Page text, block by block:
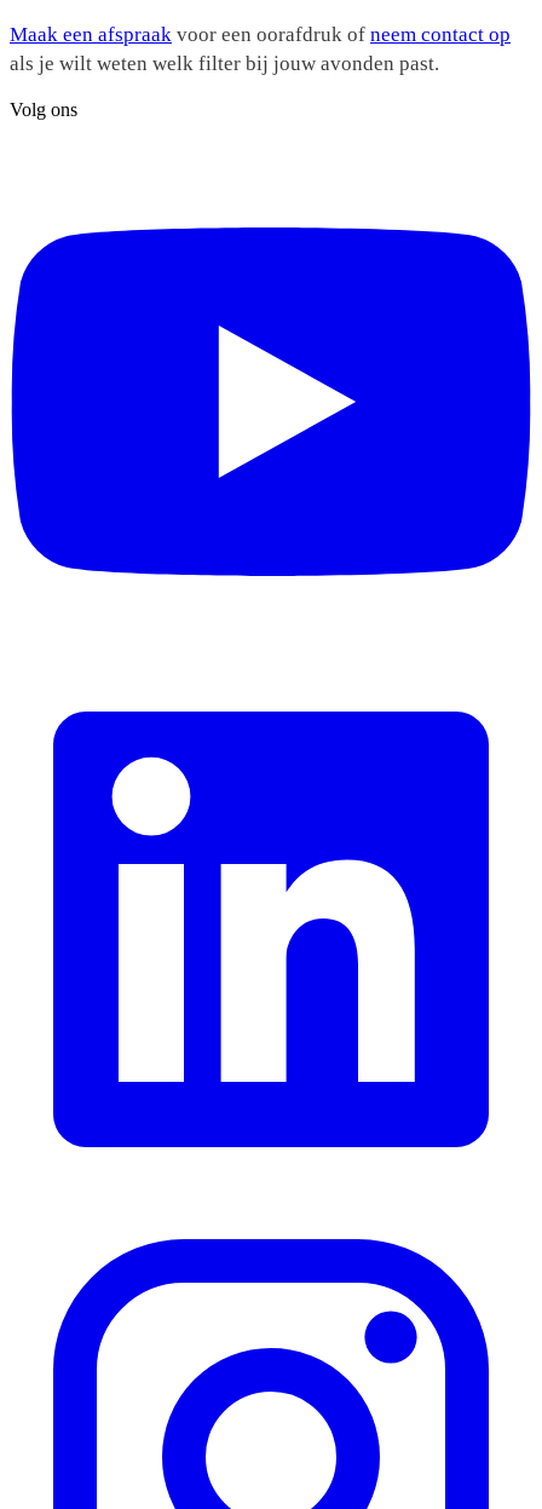
Maak een afspraak voor een oorafdruk of neem contact op
als je wilt weten welk filter bij jouw avonden past.
Volg ons